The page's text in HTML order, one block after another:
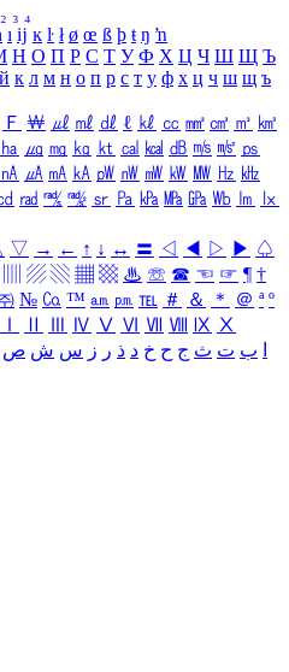
₂ ₃ ₄
ı ĳ ĸ ŀ ł ø œ ß þ ŧ ŋ ŉ
Н О П Р С Т У Ф Х Ц Ч Ш Щ Ъ
й к л м н о п р с т у ф х ц ч ш щ ъ
Ｆ ￦ ㎕ ㎖ ㎗ ℓ ㎘ ㏄ ㎣ ㎤ ㎥ ㎦
㏊ ㎍ ㎎ ㎏ ㏏ ㎈ ㎉ ㏈ ㎧ ㎨ ㎰
㎁ ㎂ ㎃ ㎄ ㎺ ㎻ ㎽ ㎾ ㎿ ㎐ ㎑
㎭ ㎮ ㎯ ㏛ ㎩ ㎪ ㎫ ㎬ ㏝ ㏐
㏓
▽ → ← ↑ ↓ ↔ 〓 ◁ ◀ ▷ ▶ ♤
▨ ▧ ▦ ▩ ♨ ☏ ☎ ☜ ☞ ¶ †
№ ㏇ ™ ㏂ ㏘ ℡ ＃ ＆ ＊ ＠ ª º
Ⅳ Ⅴ Ⅵ Ⅶ Ⅷ Ⅸ Ⅹ
ب ت ث ج ح خ د ذ ر ز س ش ص